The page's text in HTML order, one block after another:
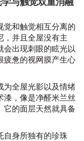
觉和触觉相互分离的
，并且全屋没有主
会出现刺眼的眩光以
疲惫的视网膜产生心
为全屋光影以及情绪
漆，像是净醛米兰丝
它的面层天然就具备
自身所独有的珍珠